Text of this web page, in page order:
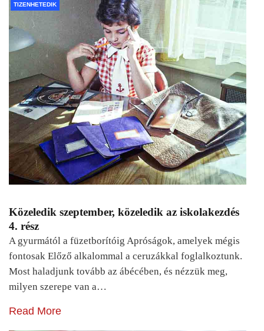
TIZENHETEDIK
Közeledik szeptember, közeledik az iskolakezdés
4. rész
A gyurmától a füzetborítóig Apróságok, amelyek mégis
fontosak Előző alkalommal a ceruzákkal foglalkoztunk.
Most haladjunk tovább az ábécében, és nézzük meg,
milyen szerepe van a…
Read More